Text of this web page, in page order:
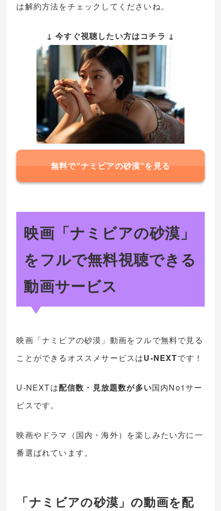
は解約方法をチェックしてくださいね。
↓ 今すぐ視聴したい方はコチラ ↓
無料で”ナミビアの砂漠”を見る
映画「ナミビアの砂漠」
をフルで無料視聴できる
動画サービス
映画「ナミビアの砂漠」動画をフルで無料で見る
ことができるオススメサービスはU-NEXTです！
U-NEXTは配信数・見放題数が多い国内No1サー
ビスです。
映画やドラマ（国内・海外）を楽しみたい方に一
番選ばれています。
「ナミビアの砂漠」の動画を配